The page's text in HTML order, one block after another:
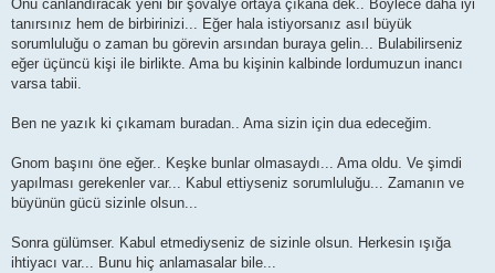
Onu canlandıracak yeni bir şovalye ortaya çıkana dek.. Böylece daha iyi
tanırsınız hem de birbirinizi... Eğer hala istiyorsanız asıl büyük
sorumluluğu o zaman bu görevin arsından buraya gelin... Bulabilirseniz
eğer üçüncü kişi ile birlikte. Ama bu kişinin kalbinde lordumuzun inancı
varsa tabii.
Ben ne yazık ki çıkamam buradan.. Ama sizin için dua edeceğim.
Gnom başını öne eğer.. Keşke bunlar olmasaydı... Ama oldu. Ve şimdi
yapılması gerekenler var... Kabul ettiyseniz sorumluluğu... Zamanın ve
büyünün gücü sizinle olsun...
Sonra gülümser. Kabul etmediyseniz de sizinle olsun. Herkesin ışığa
ihtiyacı var... Bunu hiç anlamasalar bile...